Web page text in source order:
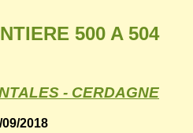
500 A 504
- CERDAGNE
09/2018